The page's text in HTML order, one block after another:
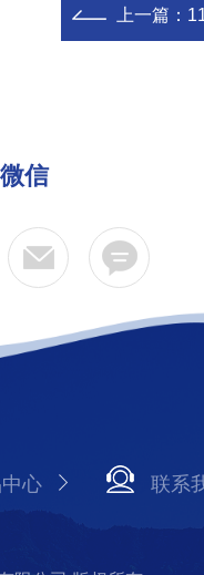
上一篇：
信
心 联系